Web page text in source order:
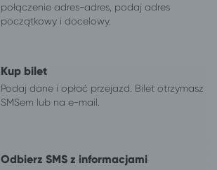
połączenie adres-adres, podaj adres
początkowy i docelowy.
Kup bilet
Podaj dane i opłać przejazd. Bilet otrzymasz
SMSem lub na e-mail.
Odbierz SMS z informacjami